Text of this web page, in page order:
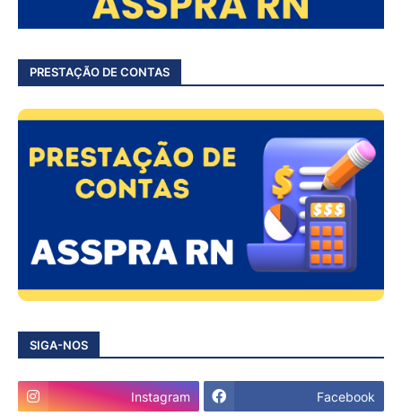
PRESTAÇÃO DE CONTAS
SIGA-NOS
Instagram Facebook